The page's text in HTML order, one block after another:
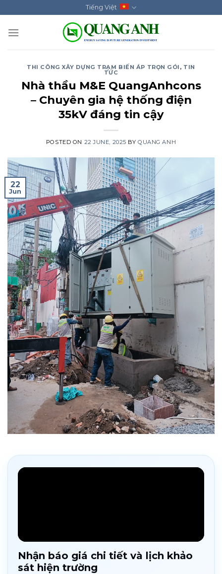
to
content
Tiếng Việt
THI CÔNG XÂY DỰNG TRẠM BIẾN ÁP TRỌN GÓI , TIN
TỨC
Nhà thầu M&E QuangAnhcons
– Chuyên gia hệ thống điện
35kV đáng tin cậy
POSTED ON 22 JUNE, 2025 BYQUANG ANH
22
Jun
Nhận báo giá chi tiết và lịch khảo
sát hiện trường